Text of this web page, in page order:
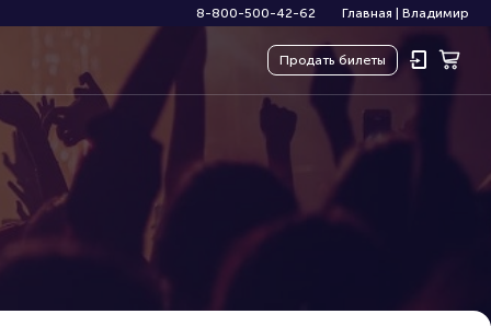
8-800-500-42-62 Главная Владимир
Продать билеты